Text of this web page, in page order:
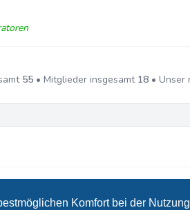
Komfort bei der
55 • Mitglieder insgesamt 18 • Unser